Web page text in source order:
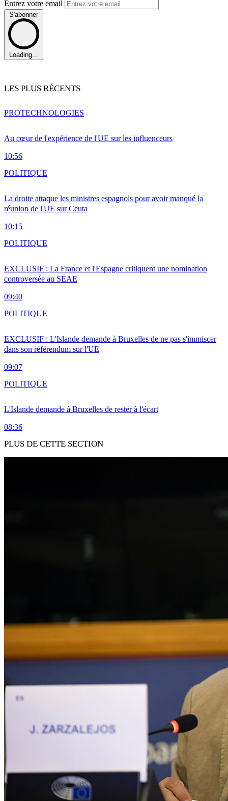
Entrez votre email
S'abonner
Loading...
LES PLUS RÉCENTS
Au cœur de l'expérience de l'UE sur les influenceurs
10:56
PROTECHNOLOGIES
La droite attaque les ministres espagnols pour avoir manqué la
réunion de l'UE sur Ceuta
10:15
POLITIQUE
EXCLUSIF : La France et l'Espagne critiquent une nomination
controversée au SEAE
09:40
POLITIQUE
EXCLUSIF : L'Islande demande à Bruxelles de ne pas s'immiscer
dans son référendum sur l'UE
09:07
POLITIQUE
L'Islande demande à Bruxelles de rester à l'écart
08:36
POLITIQUE
PLUS DE CETTE SECTION